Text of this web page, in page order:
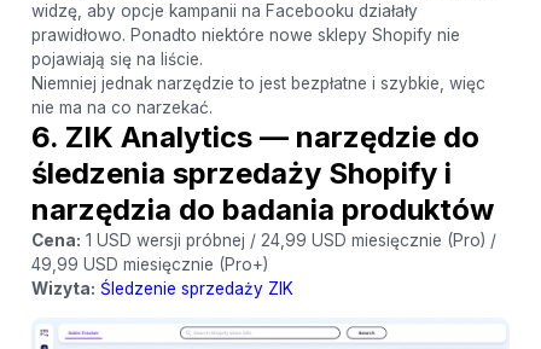
widzę, aby opcje kampanii na Facebooku działały
prawidłowo. Ponadto niektóre nowe sklepy Shopify nie
pojawiają się na liście.
Niemniej jednak narzędzie to jest bezpłatne i szybkie, więc
nie ma na co narzekać.
6. ZIK Analytics — narzędzie do
śledzenia sprzedaży Shopify i
narzędzia do badania produktów
Cena: 1 USD wersji próbnej / 24,99 USD miesięcznie (Pro) /
49,99 USD miesięcznie (Pro+)
Wizyta: Śledzenie sprzedaży ZIK